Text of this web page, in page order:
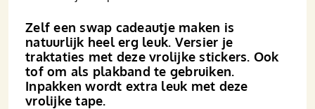
Zelf een swap cadeautje maken is
natuurlijk heel erg leuk. Versier je
traktaties met deze vrolijke stickers. Ook
tof om als plakband te gebruiken.
Inpakken wordt extra leuk met deze
vrolijke tape.